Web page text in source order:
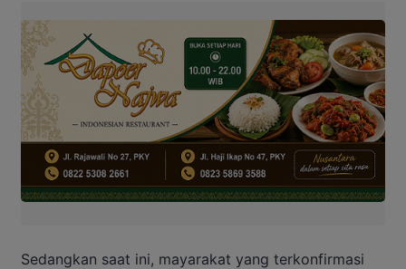
Sedangkan saat ini, mayarakat yang terkonfirmasi